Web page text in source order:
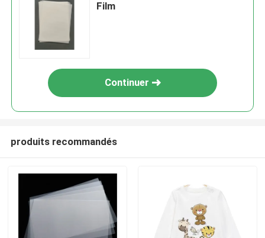
Film
Continuer
produits recommandés